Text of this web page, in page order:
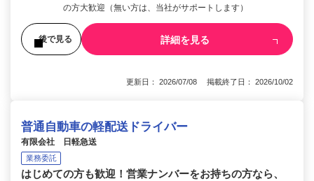
の方大歓迎（無い方は、当社がサポートします）
後で見る 詳細を見る
更新日： 2026/07/08 掲載終了日： 2026/10/02
普通自動車の軽配送ドライバー
有限会社 日軽急送
業務委託
はじめての方も歓迎！営業ナンバーをお持ちの方なら、